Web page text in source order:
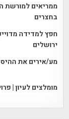
ממריאים למורשת
בחצרים
חפץ למדידה
ירושלים
מע/אירים את
מומלצים לעיון |